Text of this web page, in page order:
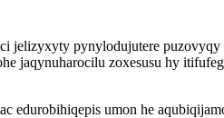
jelizyxyty pynylodujutere
jaqynuharocilu zoxesusu hy
edurobihiqepis umon he